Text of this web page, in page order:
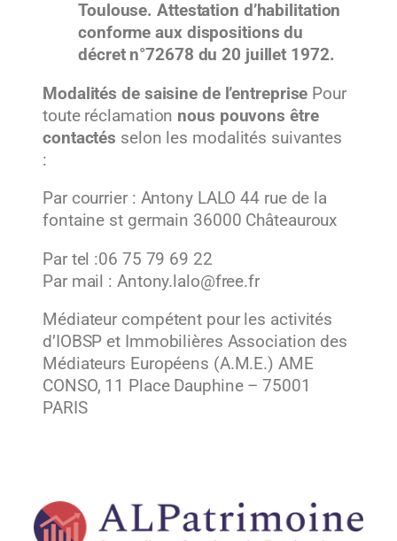
Toulouse. Attestation d’habilitation
conforme aux dispositions du
décret n°72678 du 20 juillet 1972.
Modalités de saisine de l’entreprise Pour
toute réclamation nous pouvons être
contactés selon les modalités suivantes
:
Par courrier : Antony LALO 44 rue de la
fontaine st germain 36000 Châteauroux
Par tel :06 75 79 69 22
Par mail : Antony.lalo@free.fr
Médiateur compétent pour les activités
d’IOBSP et Immobilières Association des
Médiateurs Européens (A.M.E.) AME
CONSO, 11 Place Dauphine – 75001
PARIS